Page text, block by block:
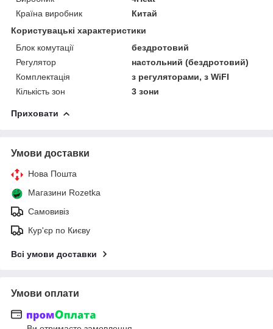
Країна виробник
Китай
Користувацькі характеристики
Блок комутації
бездротовий
Регулятор
настольний (бездротовий)
Комплектація
з регуляторами, з WiFI
Кількість зон
3 зони
Приховати
Умови доставки
Нова Пошта
Магазини Rozetka
Самовивіз
Кур'єр по Києву
Всі умови доставки
Умови оплати